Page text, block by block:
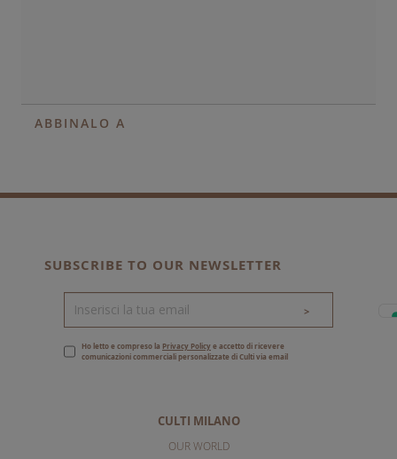
ABBINALO A
CULTI MILANO
OUR WORLD
SUBSCRIBE TO OUR NEWSLETTER
>
Ho letto e compreso la Privacy Policye accetto di ricevere
comunicazioni commerciali personalizzate di Culti via email